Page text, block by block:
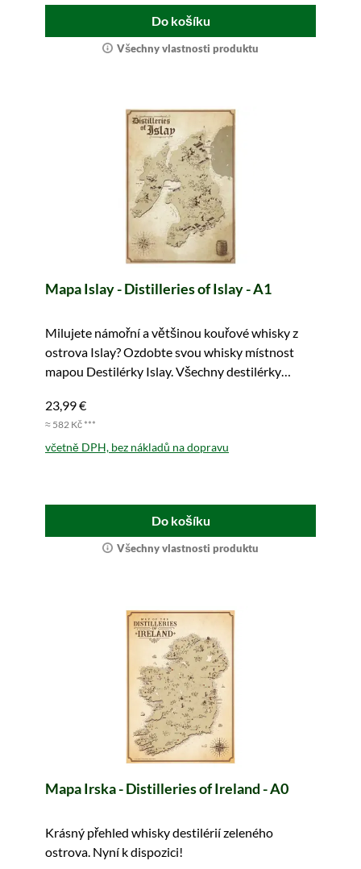
Do košíku
Všechny vlastnosti produktu
Mapa Islay - Distilleries of Islay - A1
Milujete námořní a většinou kouřové whisky z
ostrova Islay? Ozdobte svou whisky místnost
mapou Destilérky Islay. Všechny destilérky
23,99 €
≈ 582 Kč ***
včetně DPH, bez nákladů na dopravu
Do košíku
Všechny vlastnosti produktu
Mapa Irska - Distilleries of Ireland - A0
Krásný přehled whisky destilérií zeleného
ostrova. Nyní k dispozici!